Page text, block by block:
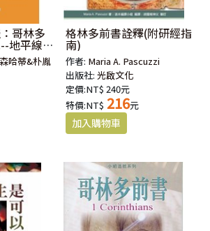
哥林多
地平線查
哈蒂&朴胤
格林多前書詮釋(附研經指
南)
作者: Maria A. Pascuzzi
出版社:光啟文化
定價:NT$ 240元
特價:NT$ 216元